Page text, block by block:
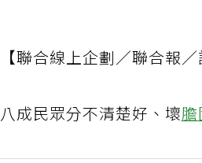
【聯合線上企劃／聯合報
八成民眾分不清楚好、壞